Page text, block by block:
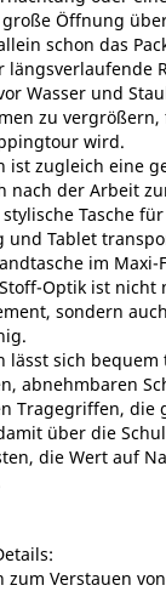
Öffnung
schon das
längsverlaufende
Wasser und
zu
wird.
ist zugleich eine
nach der Arbeit
Tasche
und Tablet
im Maxi-
Optik ist nicht
sondern
lässt sich
abnehmbaren
Tragegriffen, die
über die
die Wert auf
zum Verstauen